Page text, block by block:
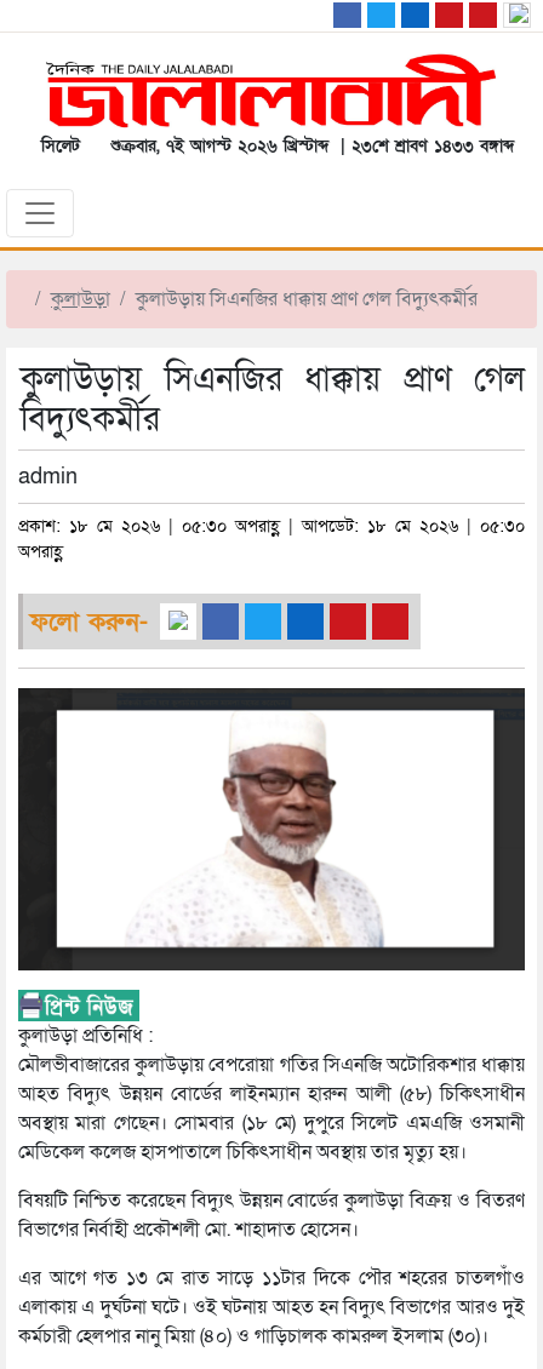
সিলেট শুক্রবার, ৭ই আগস্ট ২০২৬ খ্রিস্টাব্দ | ২৩শে শ্রাবণ ১৪৩৩ বঙ্গাব্দ
কুলাউড়া কুলাউড়ায় সিএনজির ধাক্কায় প্রাণ গেল বিদ্যুৎকর্মীর
কুলাউড়ায় সিএনজির ধাক্কায় প্রাণ গেল
বিদ্যুৎকর্মীর
admin
প্রকাশ: ১৮ মে ২০২৬ | ০৫:৩০ অপরাহ্ণ | আপডেট: ১৮ মে ২০২৬ | ০৫:৩০
অপরাহ্ণ
ফলো করুন-
কুলাউড়া প্রতিনিধি :
মৌলভীবাজারের কুলাউড়ায় বেপরোয়া গতির সিএনজি অটোরিকশার ধাক্কায়
আহত বিদ্যুৎ উন্নয়ন বোর্ডের লাইনম্যান হারুন আলী (৫৮) চিকিৎসাধীন
অবস্থায় মারা গেছেন। সোমবার (১৮ মে) দুপুরে সিলেট এমএজি ওসমানী
মেডিকেল কলেজ হাসপাতালে চিকিৎসাধীন অবস্থায় তার মৃত্যু হয়।
বিষয়টি নিশ্চিত করেছেন বিদ্যুৎ উন্নয়ন বোর্ডের কুলাউড়া বিক্রয় ও বিতরণ
বিভাগের নির্বাহী প্রকৌশলী মো. শাহাদাত হোসেন।
এর আগে গত ১৩ মে রাত সাড়ে ১১টার দিকে পৌর শহরের চাতলগাঁও
এলাকায় এ দুর্ঘটনা ঘটে। ওই ঘটনায় আহত হন বিদ্যুৎ বিভাগের আরও দুই
কর্মচারী হেলপার নানু মিয়া (৪০) ও গাড়িচালক কামরুল ইসলাম (৩০)।